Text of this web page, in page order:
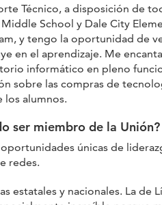
Técnico, a disposición de
School y Dale City
y tengo la oportunidad de
en el aprendizaje. Me
informático en pleno
sobre las compras de
alumnos.
ser miembro de la Unión?
únicas de
redes.
estatales y nacionales. La de